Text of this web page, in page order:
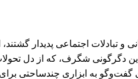
تبادلات اجتماعی پدیدار
شگرف، که از دل تحولات
به ابزاری چندساحتی برای